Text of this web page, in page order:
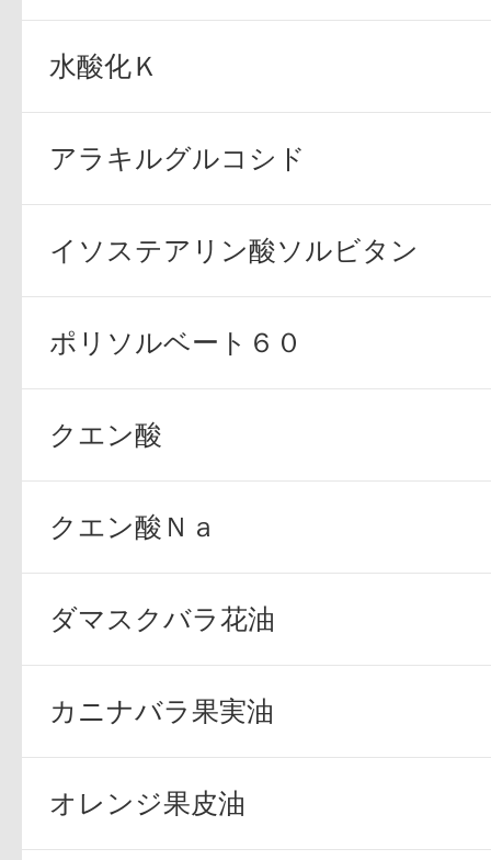
水酸化Ｋ
アラキルグルコシド
イソステアリン酸ソルビタン
ポリソルベート６０
クエン酸
クエン酸Ｎａ
ダマスクバラ花油
カニナバラ果実油
オレンジ果皮油